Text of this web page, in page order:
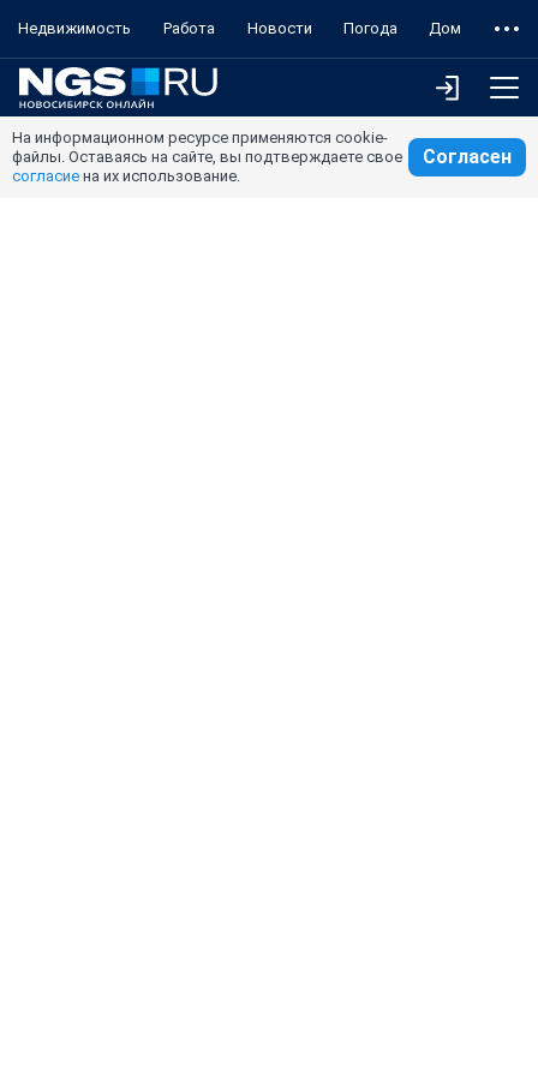
Недвижимость Работа Новости Погода Дом
На информационном ресурсе применяются cookie-
файлы. Оставаясь на сайте, вы подтверждаете свое
согласие на их использование.
Согласен